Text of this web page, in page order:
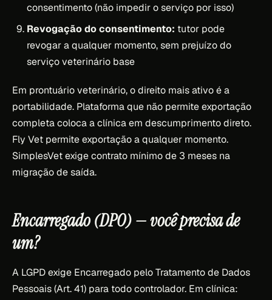
consentimento (não impedir o serviço por isso)
Revogação do consentimento: tutor pode
revogar a qualquer momento, sem prejuízo do
serviço veterinário base
Em prontuário veterinário, o direito mais ativo é a
portabilidade. Plataforma que não permite exportação
completa coloca a clínica em descumprimento direto.
Fly Vet permite exportação a qualquer momento.
SimplesVet exige contrato mínimo de 3 meses na
migração de saída.
Encarregado (DPO) — você precisa de
um?
A LGPD exige Encarregado pelo Tratamento de Dados
Pessoais (Art. 41) para todo controlador. Em clínica: